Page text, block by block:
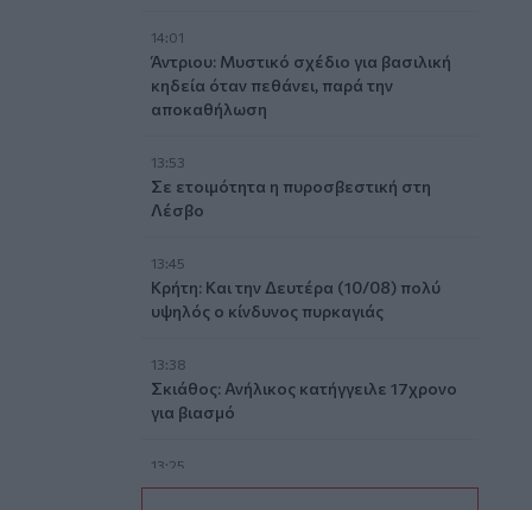
14:01
Άντριου: Μυστικό σχέδιο για βασιλική
κηδεία όταν πεθάνει, παρά την
αποκαθήλωση
13:53
Σε ετοιμότητα η πυροσβεστική στη
Λέσβο
13:45
Κρήτη: Και την Δευτέρα (10/08) πολύ
υψηλός ο κίνδυνος πυρκαγιάς
13:38
Σκιάθος: Ανήλικος κατήγγειλε 17χρονο
για βιασμό
13:25
«Kinda chic»: Ποιο είναι το νέο τρεντ της